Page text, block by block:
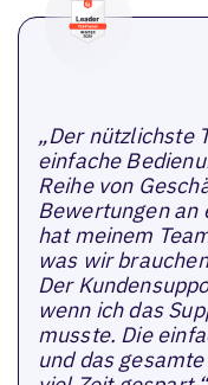
„Der nützlichste
einfache
Reihe von
Bewertungen an
hat meinem
was wir
Der
wenn ich das
musste. Die
und das